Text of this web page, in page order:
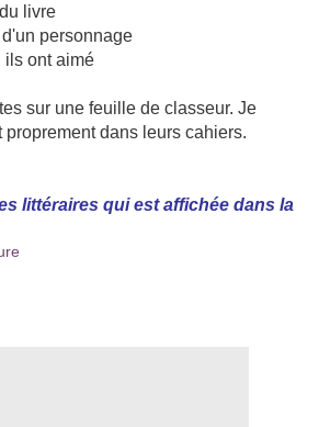
livre
personnage
ils ont aimé
sur une feuille de classeur. Je
dans leurs cahiers.
littéraires qui est affichée dans la